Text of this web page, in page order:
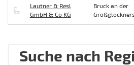
Lautner & Resl
GmbH & Co KG
Bruck an der
Suche nach